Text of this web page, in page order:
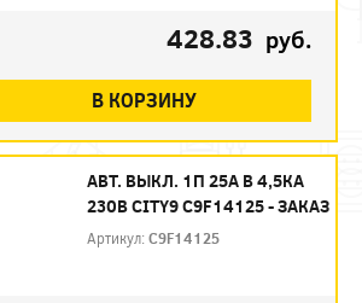
428.83 руб.
В КОРЗИНУ
АВТ. ВЫКЛ. 1П 25А B 4,5КА
230В CITY9 C9F14125 - ЗАКАЗ
Артикул:C9F14125